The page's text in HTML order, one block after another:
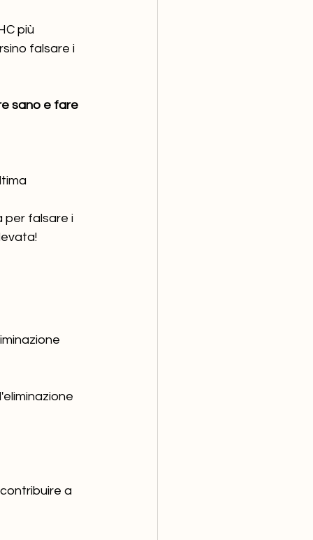
più
falsare i
sano e fare
per falsare i
a